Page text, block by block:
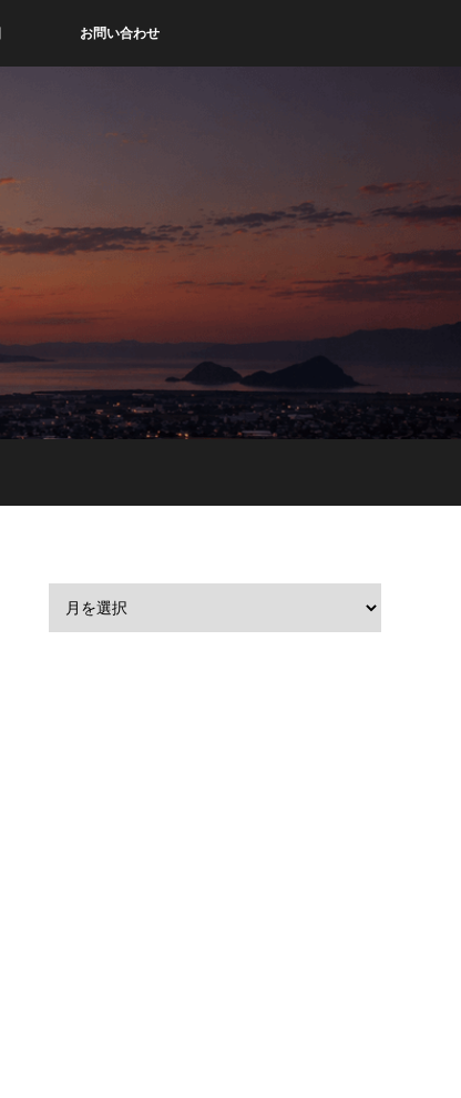
お問い合わせ